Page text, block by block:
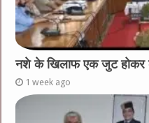
नशे के खिलाफ एक जुट होकर
1 week ago